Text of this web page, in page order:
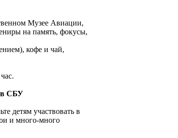
Музее Авиации,
на память, фокусы,
кофе и чай,
СБУ
детям участвовать в
и много-много